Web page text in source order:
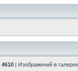
4610 | Изображений в